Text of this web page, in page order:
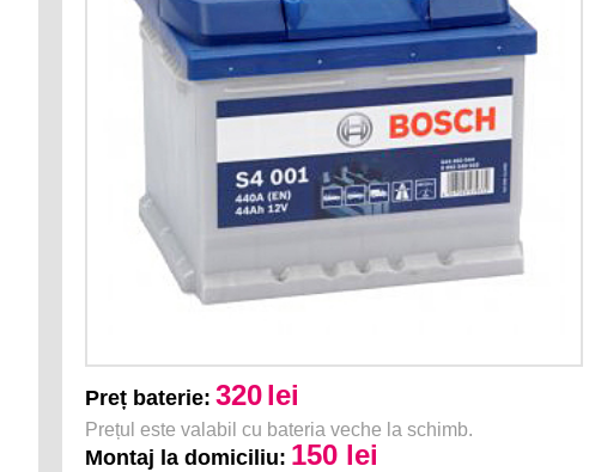
Preț baterie: 320lei
Prețul este valabil cu bateria veche la schimb.
Montaj la domiciliu: 150 lei